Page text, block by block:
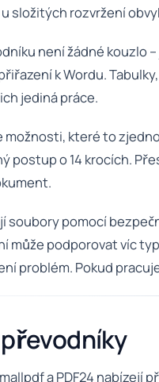
složitých rozvržení
není žádné
k Wordu.
jediná práce.
možnosti, které to
postup o 14 krocích.
soubory pomocí
může podporovat víc
problém. Pokud
a PDF24